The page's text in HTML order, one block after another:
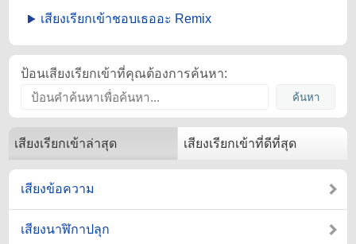
เสียงเรียกเข้าชอบเธออะ Remix
ป้อนเสียงเรียกเข้าที่คุณต้องการค้นหา:
เสียงเรียกเข้าล่าสุด เสียงเรียกเข้าที่ดีที่สุด
เสียงข้อความ
เสียงนาฬิกาปลุก